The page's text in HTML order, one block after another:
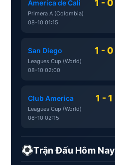
America de Cali 1 - 0
Primera A (Colombia)
08-10 01:15
San Diego 1 - 0
Leagues Cup (World)
08-10 02:00
Club America 1 - 1
Leagues Cup (World)
08-10 02:15
Trận Đấu Hôm Nay